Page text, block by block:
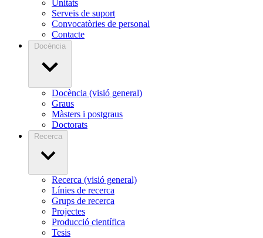
Unitats
Serveis de suport
Convocatòries de personal
Contacte
Docència
Docència (visió general)
Graus
Màsters i postgraus
Doctorats
Recerca
Recerca (visió general)
Línies de recerca
Grups de recerca
Projectes
Producció científica
Tesis